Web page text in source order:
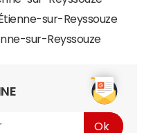
sur-Reyssouze
sur-Reyssouze